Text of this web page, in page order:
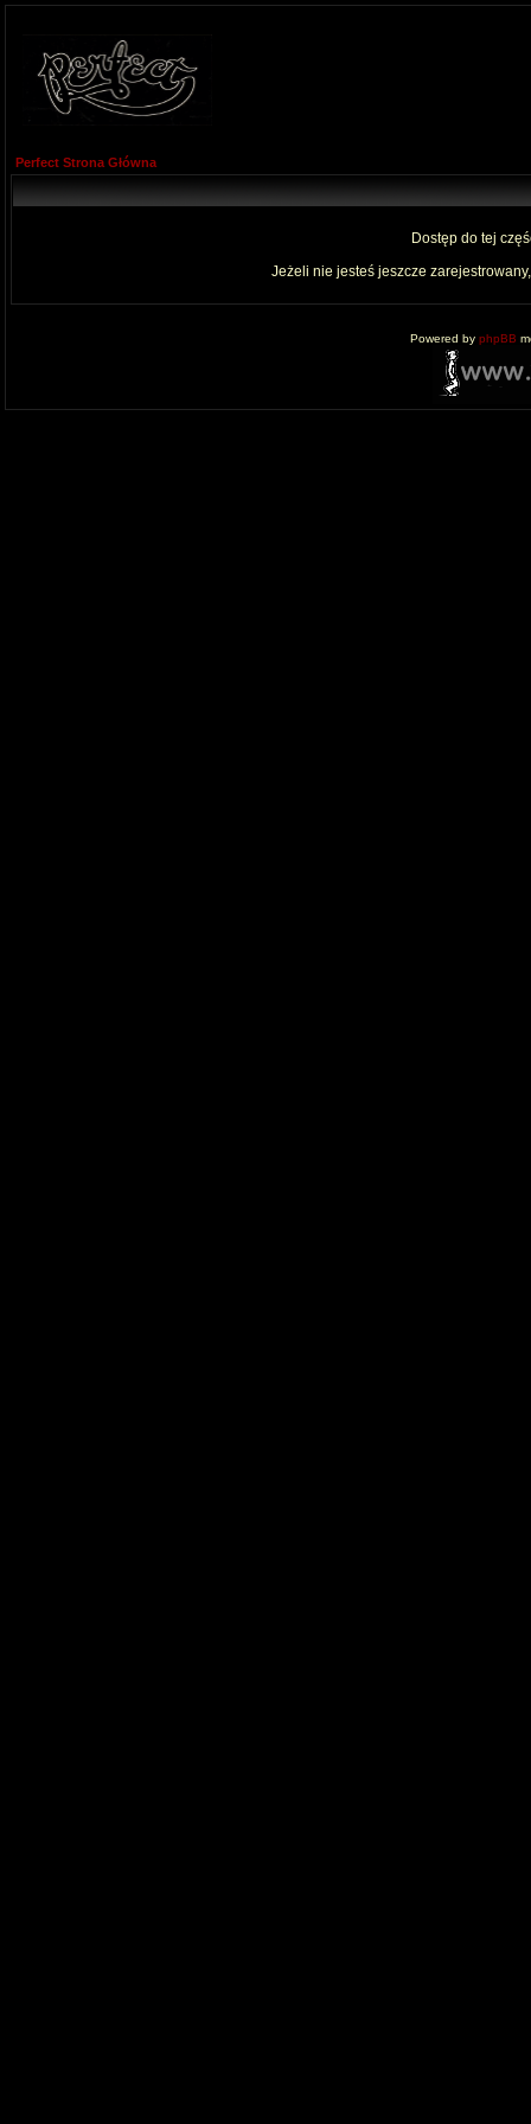
Perfect Strona Główna
Dostęp do tej
Jeżeli nie jesteś jeszcze
Powered by phpBB